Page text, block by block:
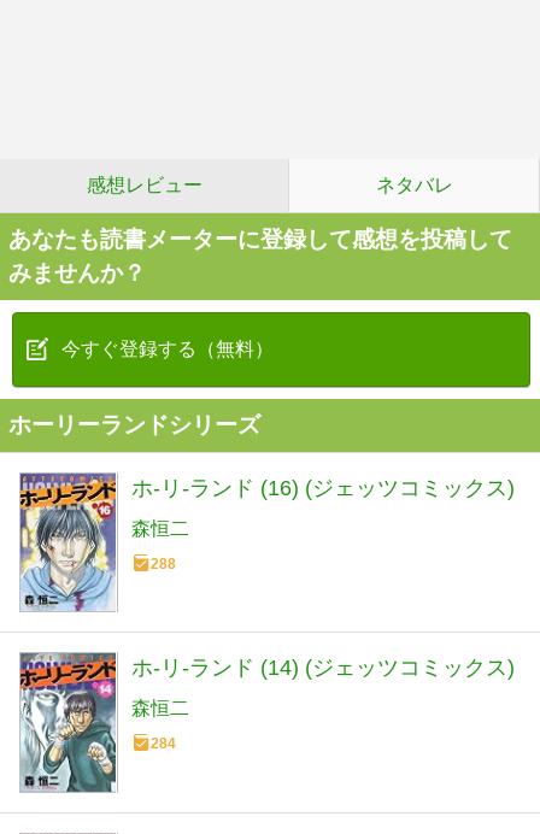
感想レビュー ネタバレ
あなたも読書メーターに登録して感想を投稿して
みませんか？
今すぐ登録する（無料）
ホーリーランドシリーズ
ホ-リ-ランド (16) (ジェッツコミックス)
森恒二
288
ホ-リ-ランド (14) (ジェッツコミックス)
森恒二
284